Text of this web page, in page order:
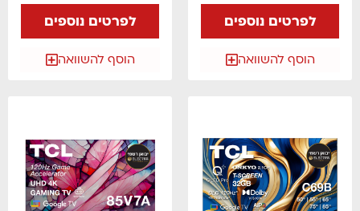
לפרטים נוספים
הוסף להשוואה
לפרטים נוספים
הוסף להשוואה